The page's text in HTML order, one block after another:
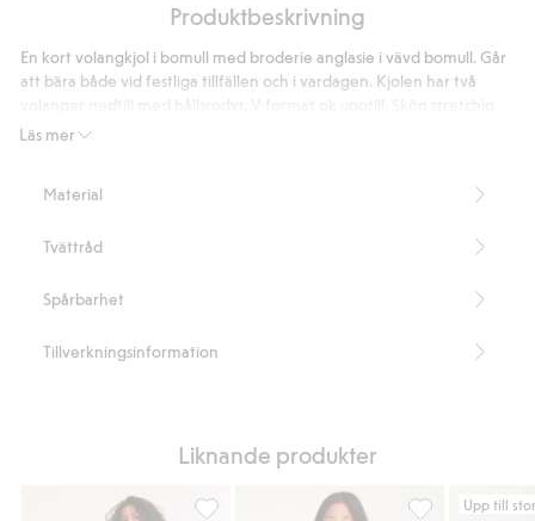
Produktbeskrivning
Läs mer
En kort volangkjol i bomull med broderie anglasie i vävd bomull. Går
att bära både vid festliga tillfällen och i vardagen. Kjolen har två
midja med resår. Innerkjol i bomull.
Artikelnummer
Material
Tvättråd
Spårbarhet
Tillverkningsinformation
Liknande produkter
Upp till